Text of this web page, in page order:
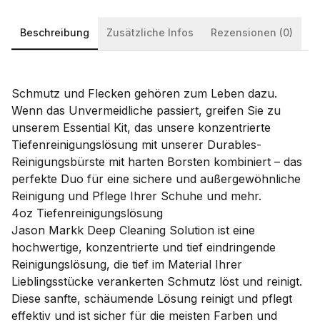
Beschreibung Zusätzliche Infos Rezensionen (0)
Schmutz und Flecken gehören zum Leben dazu.
Wenn das Unvermeidliche passiert, greifen Sie zu
unserem Essential Kit, das unsere konzentrierte
Tiefenreinigungslösung mit unserer Durables-
Reinigungsbürste mit harten Borsten kombiniert – das
perfekte Duo für eine sichere und außergewöhnliche
Reinigung und Pflege Ihrer Schuhe und mehr.
4oz Tiefenreinigungslösung
Jason Markk Deep Cleaning Solution ist eine
hochwertige, konzentrierte und tief eindringende
Reinigungslösung, die tief im Material Ihrer
Lieblingsstücke verankerten Schmutz löst und reinigt.
Diese sanfte, schäumende Lösung reinigt und pflegt
effektiv und ist sicher für die meisten Farben und